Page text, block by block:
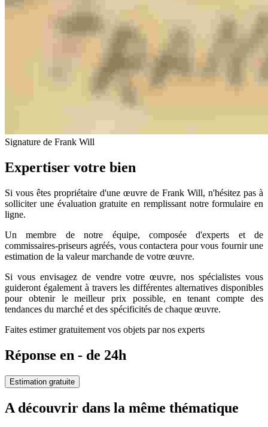
Signature de Frank Will
Expertiser votre bien
Si vous êtes propriétaire d'une œuvre de Frank Will, n'hésitez pas à
solliciter une évaluation gratuite en remplissant notre formulaire en
ligne.
Un membre de notre équipe, composée d'experts et de
commissaires-priseurs agréés, vous contactera pour vous fournir une
estimation de la valeur marchande de votre œuvre.
Si vous envisagez de vendre votre œuvre, nos spécialistes vous
guideront également à travers les différentes alternatives disponibles
pour obtenir le meilleur prix possible, en tenant compte des
tendances du marché et des spécificités de chaque œuvre.
Faites estimer gratuitement vos objets par nos experts
Réponse en - de 24h
Estimation gratuite
A découvrir dans la même thématique